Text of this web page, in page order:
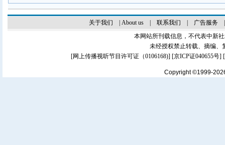
关于我们 About us| 联系我们 广告服务
本网站所刊载信息，不代表中新
未经授权禁止转载、摘编、
[网上传播视听节目许可证（0106168)] [京ICP证040655号]
Copyright ©1999-